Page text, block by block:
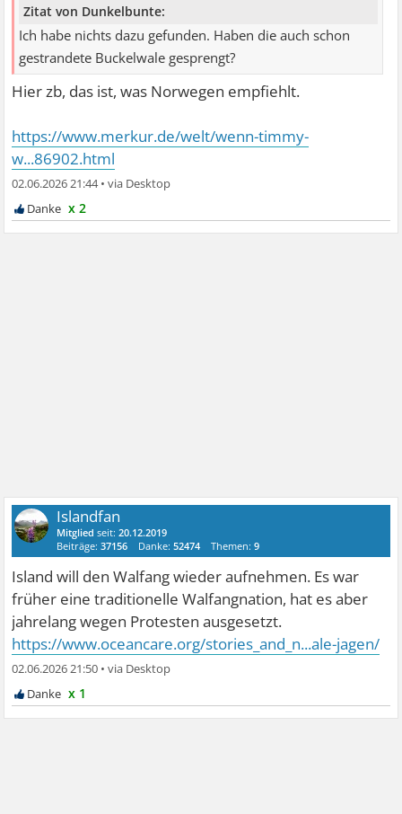
Zitat von Dunkelbunte:
Ich habe nichts dazu gefunden. Haben die auch schon
gestrandete Buckelwale gesprengt?
Hier zb, das ist, was Norwegen empfiehlt.
https://www.merkur.de/welt/wenn-timmy-
w...86902.html
02.06.2026 21:44•
x 2
Islandfan
Mitglied seit:20.12.2019
Beiträge:37156 Danke:52474 Themen:9
Island will den Walfang wieder aufnehmen. Es war
früher eine traditionelle Walfangnation, hat es aber
jahrelang wegen Protesten ausgesetzt.
https://www.oceancare.org/stories_and_n...ale-jagen/
02.06.2026 21:50 •
x 1